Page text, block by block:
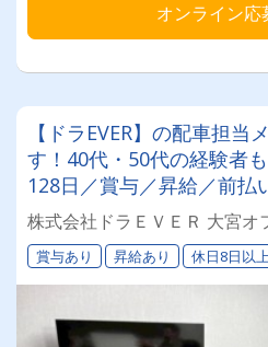
オンライン応
【ドラEVER】の配車担当
す！40代・50代の経験者
128日／賞与／昇給／前払
有給も取りやすい環境です
株式会社ドラＥＶＥＲ 大宮
賞与あり 昇給あり 休日8日以